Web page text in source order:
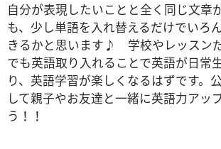
自分が表現したいことと全く同じ文章
も、少し単語を入れ替えるだけでいろ
きるかと思います♪ 学校やレッスン
でも英語取り入れることで英語が日常
り、英語学習が楽しくなるはずです。
して親子やお友達と一緒に英語力アッ
う！！